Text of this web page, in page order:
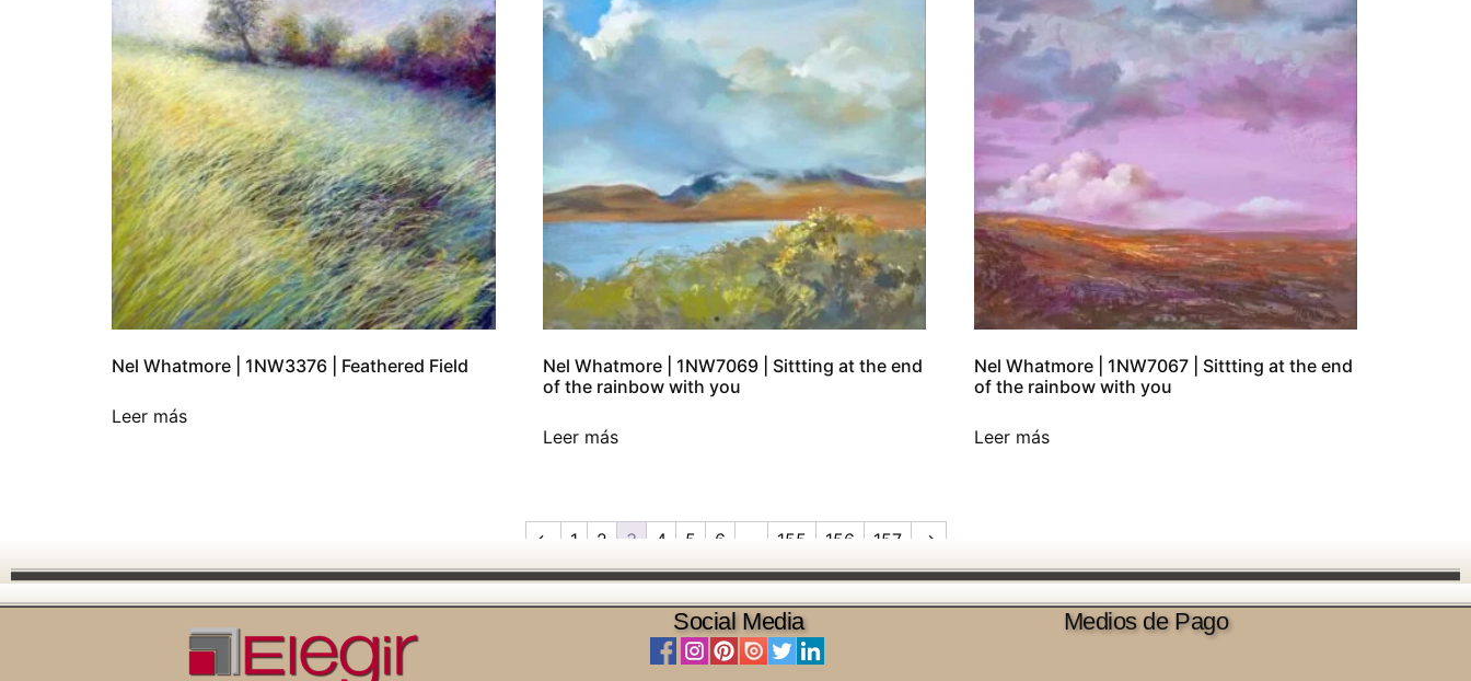
Nel Whatmore | 1NW3376 | Feathered Field
Leer más
Nel Whatmore | 1NW7069 | Sittting at the end
of the rainbow with you
Leer más
Nel Whatmore | 1NW7067 | Sittting at the end
of the rainbow with you
Leer más
← 1 2 3 4 5 6 155 156 157 →
Social Media Medios de Pago